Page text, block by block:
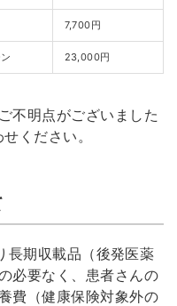
7,700円
23,000円
不明点がございました
ください。
長期収載品（後発医薬
必要なく、患者さんの
費（健康保険対象外の